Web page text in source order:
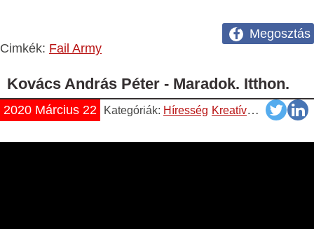
Megosztás
Cimkék: Fail Army
Kovács András Péter - Maradok. Itthon.
2020 Március 22 Kategóriák: Híresség Kreatív Magyar